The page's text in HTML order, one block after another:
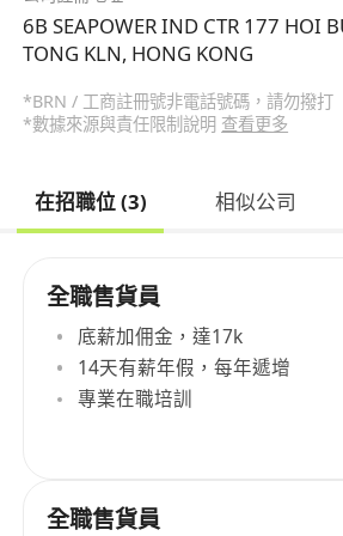
6B SEAPOWER IND CTR 177 HOI
TONG KLN, HONG KONG
*BRN / 工商註冊號非電話號碼，請勿撥打
*數據來源與責任限制說明 查看更多
在招職位 (3) 相似公司
全職售貨員
底薪加佣金，達17k
14天有薪年假，每年遞增
專業在職培訓
全職售貨員